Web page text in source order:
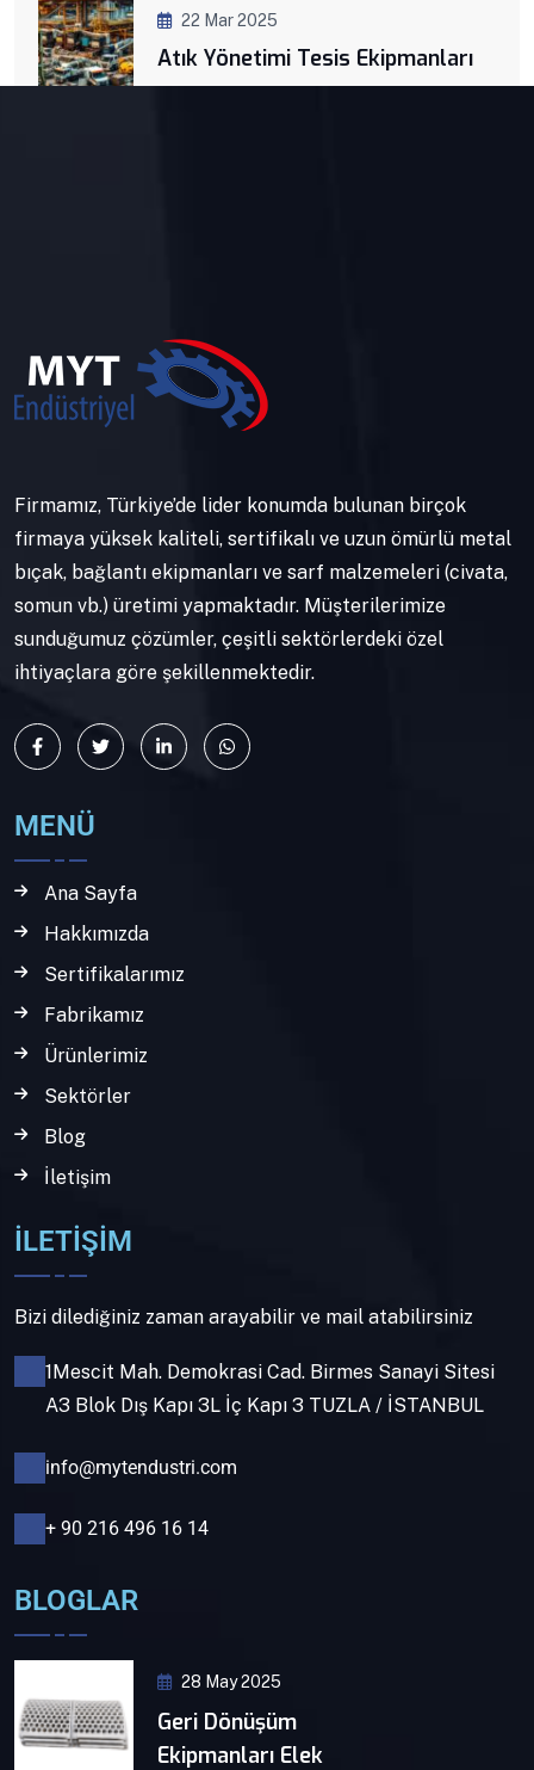
22 Mar 2025
Atık Yönetimi Tesis Ekipmanları
Firmamız, Türkiye’de lider konumda bulunan birçok
firmaya yüksek kaliteli, sertifikalı ve uzun ömürlü metal
bıçak, bağlantı ekipmanları ve sarf malzemeleri (civata,
somun vb.) üretimi yapmaktadır. Müşterilerimize
sunduğumuz çözümler, çeşitli sektörlerdeki özel
ihtiyaçlara göre şekillenmektedir.
MENÜ
Ana Sayfa
Hakkımızda
Sertifikalarımız
Fabrikamız
Ürünlerimiz
Sektörler
Blog
İletişim
İLETİŞİM
Bizi dilediğiniz zaman arayabilir ve mail atabilirsiniz
1Mescit Mah. Demokrasi Cad. Birmes Sanayi Sitesi
A3 Blok Dış Kapı 3L İç Kapı 3 TUZLA / İSTANBUL
info@mytendustri.com
+ 90 216 496 16 14
BLOGLAR
28 May 2025
Geri Dönüşüm
Ekipmanları Elek